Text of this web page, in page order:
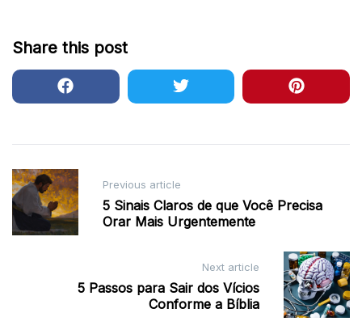
Share this post
Post
navigation
Previous article
5 Sinais Claros de que Você Precisa
Orar Mais Urgentemente
Next article
5 Passos para Sair dos Vícios
Conforme a Bíblia